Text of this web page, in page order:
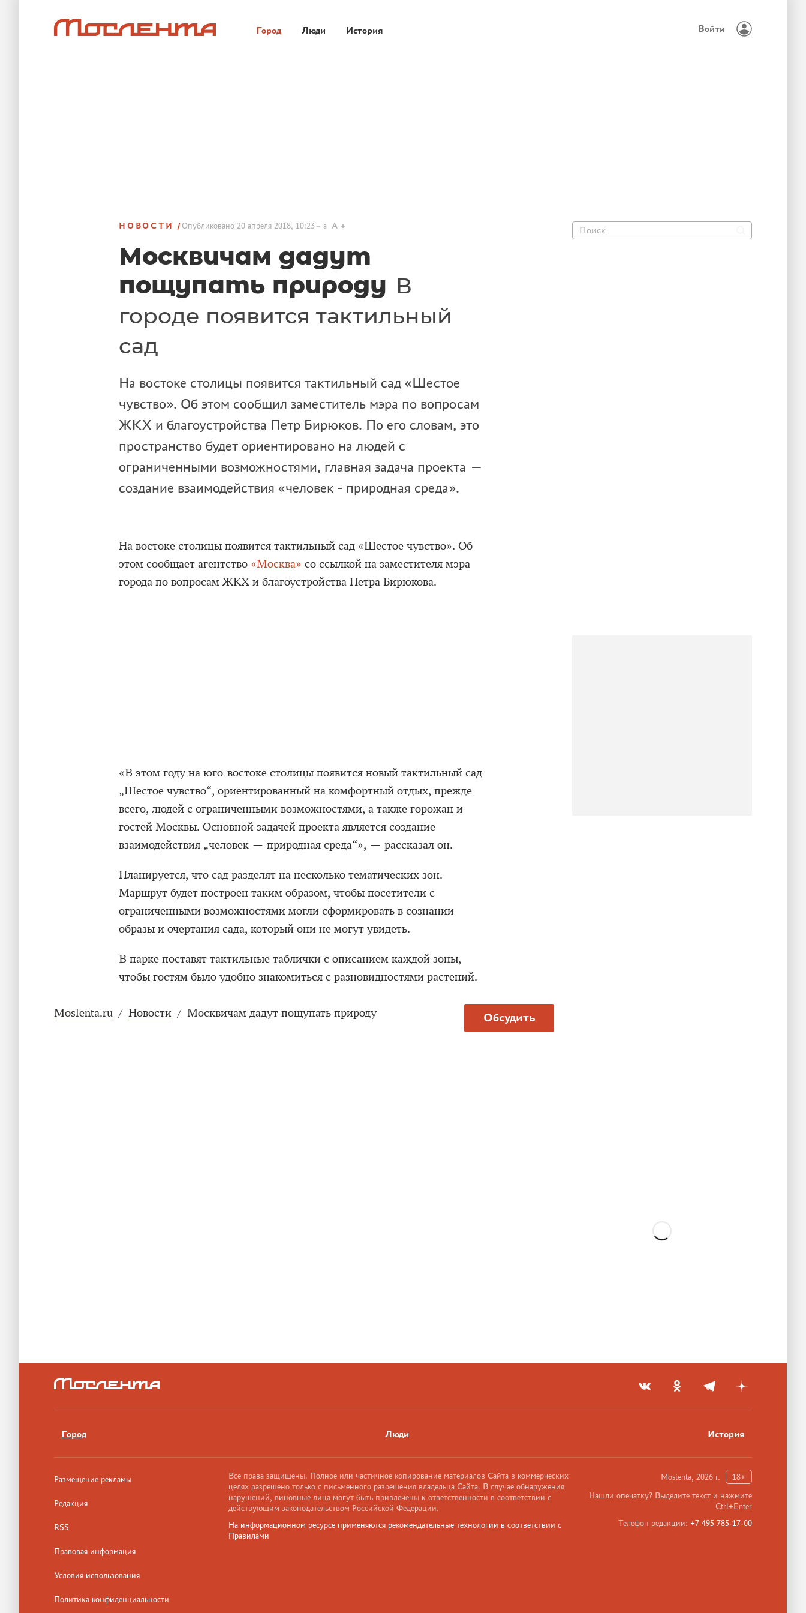
Город Люди История Войти
НОВОСТИ Опубликовано 20 апреля 2018, 10:23 a A
Москвичам дадут
пощупать природу В
городе появится тактильный
сад
На востоке столицы появится тактильный сад «Шестое
чувство». Об этом сообщил заместитель мэра по вопросам
ЖКХ и благоустройства Петр Бирюков. По его словам, это
пространство будет ориентировано на людей с
ограниченными возможностями, главная задача проекта —
создание взаимодействия «человек - природная среда».
На востоке столицы появится тактильный сад «Шестое чувство». Об
этом сообщает агентство «Москва» со ссылкой на заместителя мэра
города по вопросам ЖКХ и благоустройства Петра Бирюкова.
«В этом году на юго-востоке столицы появится новый тактильный сад
„Шестое чувство“, ориентированный на комфортный отдых, прежде
всего, людей с ограниченными возможностями, а также горожан и
гостей Москвы. Основной задачей проекта является создание
взаимодействия „человек — природная среда“», — рассказал он.
Планируется, что сад разделят на несколько тематических зон.
Маршрут будет построен таким образом, чтобы посетители с
ограниченными возможностями могли сформировать в сознании
образы и очертания сада, который они не могут увидеть.
В парке поставят тактильные таблички с описанием каждой зоны,
чтобы гостям было удобно знакомиться с разновидностями растений.
Обсудить
Moslenta.ru / Новости / Москвичам дадут пощупать природу
Город Люди История
Размещение рекламы
Редакция
RSS
Правовая информация
Условия использования
Политика конфиденциальности
Moslenta, 2026 г.
18+
Нашли опечатку? Выделите текст и нажмите
Ctrl+Enter
Телефон редакции: +7 495 785-17-00
Все права защищены. Полное или частичное копирование материалов Сайта в коммерческих
целях разрешено только с письменного разрешения владельца Сайта. В случае обнаружения
нарушений, виновные лица могут быть привлечены к ответственности в соответствии с
действующим законодательством Российской Федерации.
На информационном ресурсе применяются рекомендательные технологии в соответствии с
Правилами